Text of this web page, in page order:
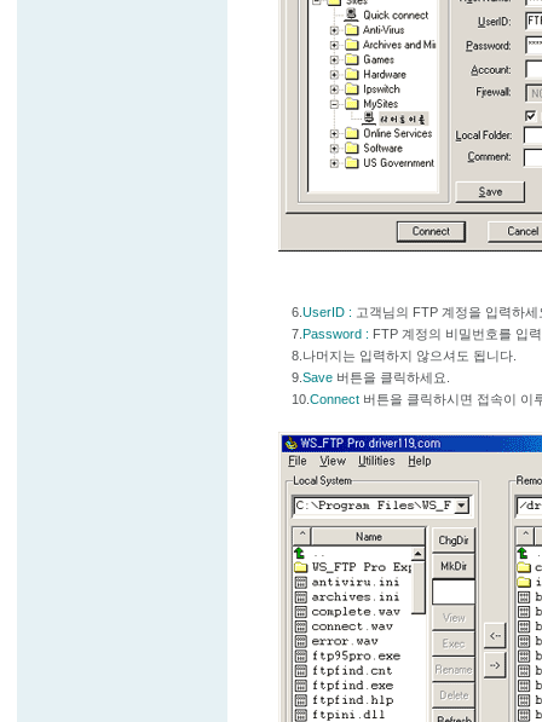
6. UserID : 고객님의 FTP 계정을 입력하세
7. Password : FTP 계정의 비밀번호를 입
8.나머지는 입력하지 않으셔도 됩니다.
9. Save버튼을 클릭하세요.
10. Connect버튼을 클릭하시면 접속이 이